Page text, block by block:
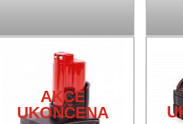
AKCE
UKONČENA